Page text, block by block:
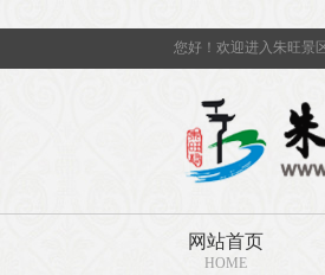
您好！欢迎进入朱旺景
网站首页
HOME